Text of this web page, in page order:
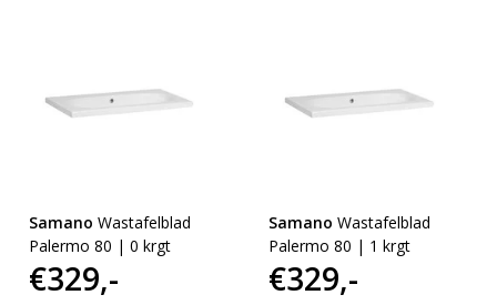
Samano Wastafelblad
Palermo 80 | 0 krgt
€329,-
Samano Wastafelblad
Palermo 80 | 1 krgt
€329,-